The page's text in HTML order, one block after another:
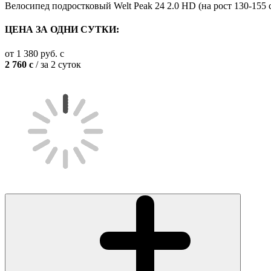
Велосипед подростковый Welt Peak 24 2.0 HD (на рост 130-155
ЦЕНА ЗА ОДНИ СУТКИ:
от 1 380 руб. c
2 760 c / за 2 суток